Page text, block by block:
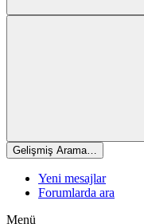
Gelişmiş Arama…
Yeni mesajlar
Forumlarda ara
Menü